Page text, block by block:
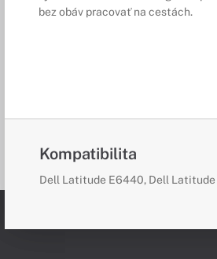
bez obáv pracovať na cestách.
Kompatibilita
Dell Latitude E6440, Dell